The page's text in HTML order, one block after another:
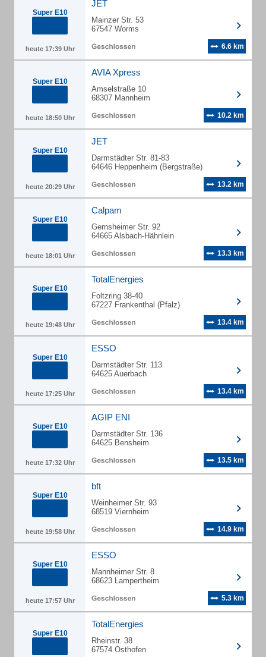
Super E10
heute 17:39 Uhr
JET
Mainzer Str. 53
67547 Worms
6.6 km
Super E10
heute 18:50 Uhr
AVIA Xpress
Amselstraße 10
68307 Mannheim
10.2 km
Super E10
heute 20:29 Uhr
JET
Darmstädter Str. 81-83
64646 Heppenheim (Bergstraße)
13.2 km
Super E10
heute 18:01 Uhr
Calpam
Gernsheimer Str. 92
64665 Alsbach-Hähnlein
13.3 km
Super E10
heute 19:48 Uhr
TotalEnergies
Foltzring 38-40
67227 Frankenthal (Pfalz)
13.4 km
Super E10
heute 17:25 Uhr
ESSO
Darmstädter Str. 113
64625 Auerbach
13.4 km
Super E10
heute 17:32 Uhr
AGIP ENI
Darmstädter Str. 136
64625 Bensheim
13.5 km
Super E10
heute 19:58 Uhr
bft
Weinheimer Str. 93
68519 Viernheim
14.9 km
Super E10
heute 17:57 Uhr
ESSO
Mannheimer Str. 8
68623 Lampertheim
5.3 km
Super E10
TotalEnergies
Rheinstr. 38
67574 Osthofen